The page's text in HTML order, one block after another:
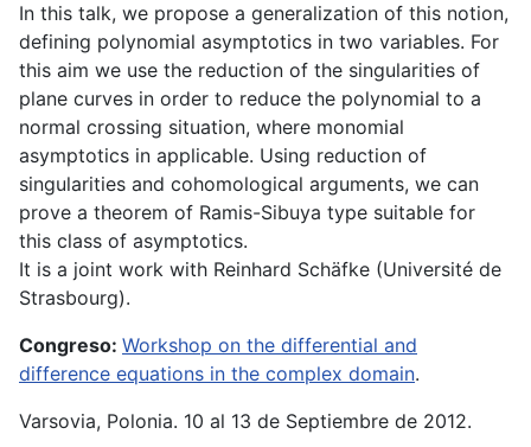
In this talk, we propose a generalization of this notion,
defining polynomial asymptotics in two variables. For
this aim we use the reduction of the singularities of
plane curves in order to reduce the polynomial to a
normal crossing situation, where monomial
asymptotics in applicable. Using reduction of
singularities and cohomological arguments, we can
prove a theorem of Ramis-Sibuya type suitable for
this class of asymptotics.
It is a joint work with Reinhard Schäfke (Université de
Strasbourg).
Congreso: Workshop on the differential and
difference equations in the complex domain.
Varsovia, Polonia. 10 al 13 de Septiembre de 2012.